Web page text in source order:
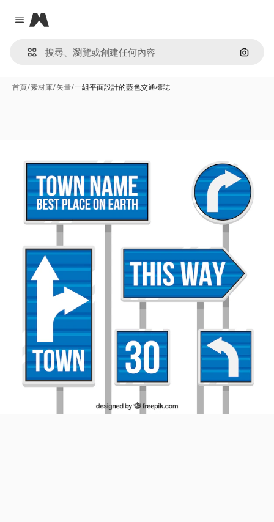
Close menu
Magnific
通過圖
首頁/素材庫/矢量/一組平面設計的藍色交通標誌